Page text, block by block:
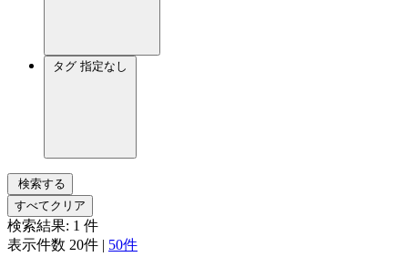
タグ 指定なし
検索する
すべてクリア
検索結果: 1 件
表示件数 20件 | 50件